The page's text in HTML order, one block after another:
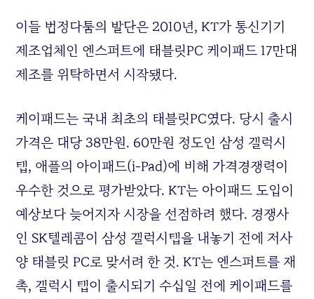
이들 법정다툼의 발단은2010년, KT가 통신기기
제조업체인 엔스퍼트에 태블릿PC 케이패드17만대
제조를 위탁하면서 시작됐다.
케이패드는 국내 최초의 태블릿PC였다. 당시 출시
가격은 대당38만원. 60만원 정도인 삼성 갤럭시
탭, 애플의 아이패드(i-Pad)에 비해 가격경쟁력이
우수한 것으로 평가받았다. KT는 아이패드 도입이
예상보다 늦어지자 시장을 선점하려 했다. 경쟁사
인SK텔레콤이 삼성 갤럭시탭을 내놓기 전에 저사
양 태블릿 PC로 맞서려 한 것. KT는 엔스퍼트를 재
촉, 갤럭시 탭이 출시되기 수십일 전에 케이패드를